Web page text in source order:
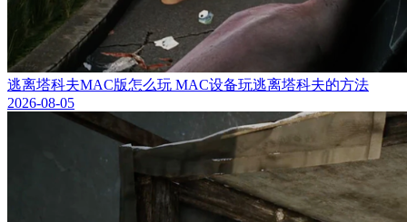
逃离塔科夫MAC版怎么玩 MAC设备玩逃离塔科夫的方法
2026-08-05